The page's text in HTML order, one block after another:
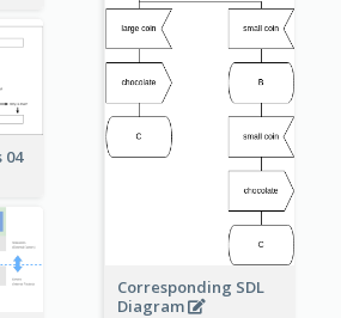
Corresponding SDL
Diagram
04